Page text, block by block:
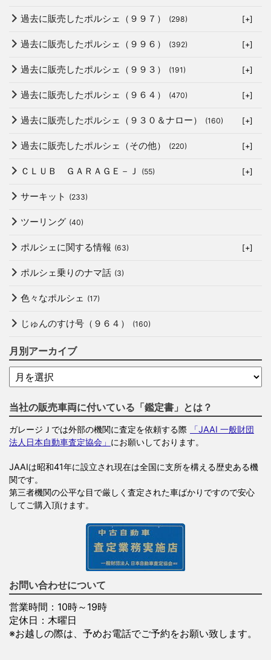
過去に販売したポルシェ（９９７） (298) [+]
過去に販売したポルシェ（９９６） (392) [+]
過去に販売したポルシェ（９９３） (191) [+]
過去に販売したポルシェ（９６４） (470) [+]
過去に販売したポルシェ（９３０＆ナロー） (160) [+]
過去に販売したポルシェ（その他） (220) [+]
ＣＬＵＢ ＧＡＲＡＧＥ－Ｊ (55) [+]
サーキット (233)
ツーリング (40)
ポルシェに関する情報 (63) [+]
ポルシェ乗りのナマ話 (3)
色々なポルシェ (17)
じゅんのすけ号（９６４） (160)
月別アーカイブ
当社の販売車両に付いている「鑑定書」とは？
ガレージＪでは外部の機関に査定を依頼する際
「JAAI 一般財団
法人日本自動車査定協会」 にお願いしております。
JAAIは昭和41年に設立され現在は全国に支所を構える歴史ある機
関です。
第三者機関の公平な目で厳しく査定された車ばかりですので安心
してご購入頂けます。
お問い合わせについて
営業時間：10時～19時
定休日：木曜日
※お越しの際は、予めお電話でご予約をお願い致します。